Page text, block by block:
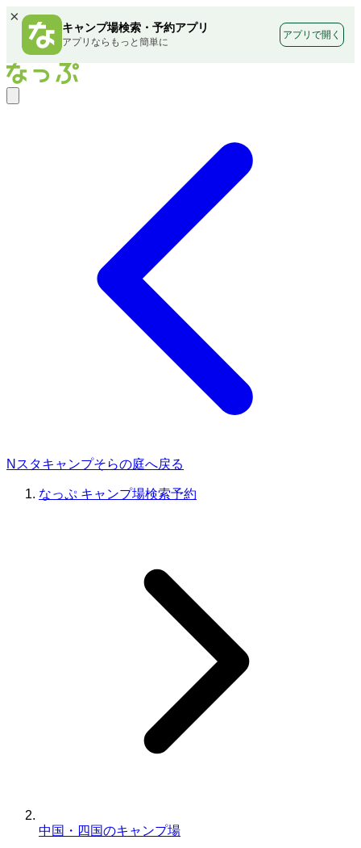
×
キャンプ場検索・予約アプリ
アプリならもっと簡単に
アプリで開く
Nスタキャンプそらの庭へ戻る
なっぷ キャンプ場検索予約
中国・四国のキャンプ場